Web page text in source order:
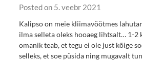
Posted on 5. veebr 2021
Kalipso on meie kliimavöötmes
ilma selleta oleks hooaeg lihtsalt… 1-2
omanik teab, et tegu ei ole just kõige
selleks, et soe püsida ning mugavalt